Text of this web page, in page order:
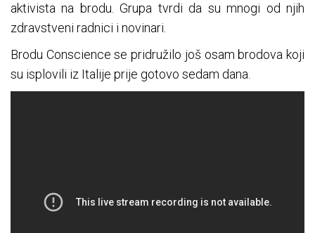
aktivista na brodu. Grupa tvrdi da su mnogi od njih
zdravstveni radnici i novinari.
Brodu Conscience se pridružilo još osam brodova koji
su isplovili iz Italije prije gotovo sedam dana.